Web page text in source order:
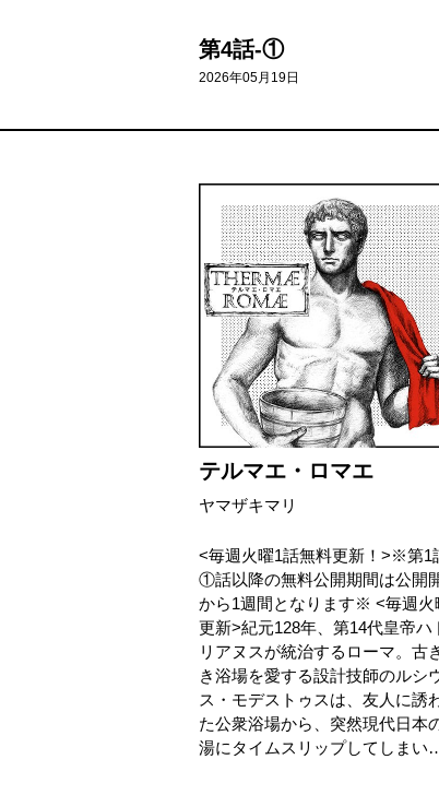
第4話-①
2026年05月19日
テルマエ・ロマエ
ヤマザキマリ
<毎週火曜1話無料更新！>※第1
①話以降の無料公開期間は公開
から1週間となります※ <毎週火
更新>紀元128年、第14代皇帝ハ
リアヌスが統治するローマ。古
き浴場を愛する設計技師のルシ
ス・モデストゥスは、友人に誘
た公衆浴場から、突然現代日本
湯にタイムスリップしてしまい